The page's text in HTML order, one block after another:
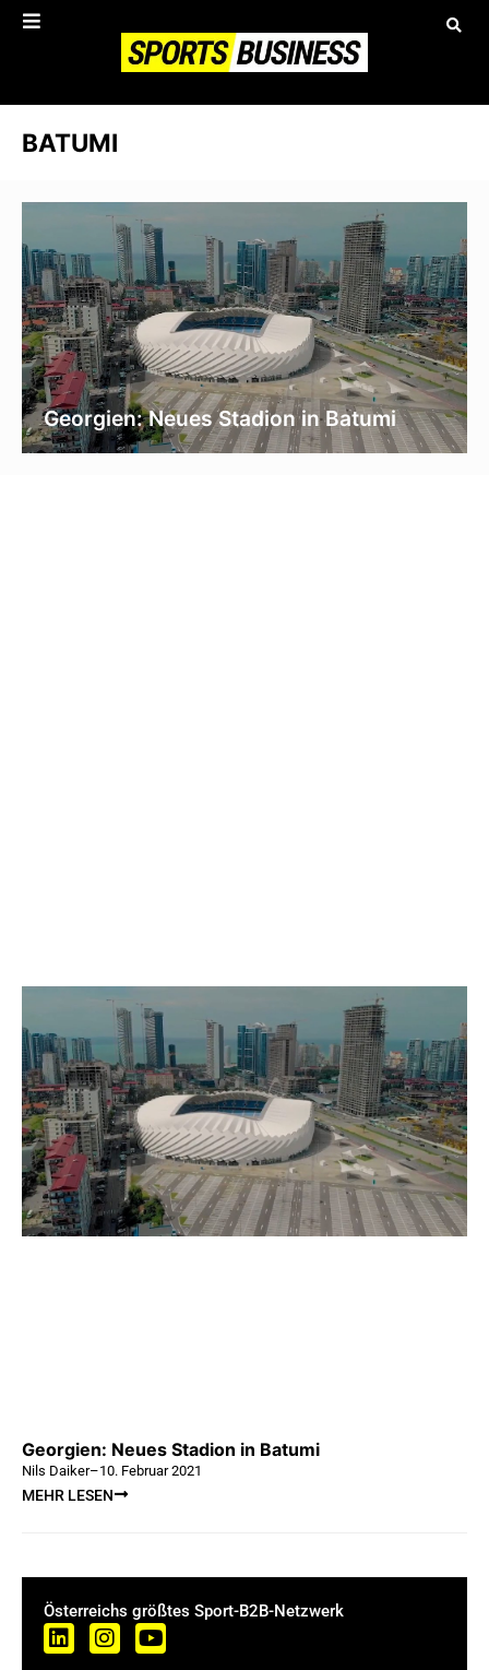
BATUMI
Georgien: Neues Stadion in Batumi
Georgien: Neues Stadion in Batumi
Nils Daiker–10. Februar 2021
MEHR LESEN
Österreichs größtes Sport-B2B-Netzwerk